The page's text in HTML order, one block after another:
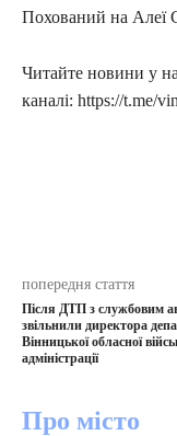
Похований на Алеї
Читайте новини у
каналі: https://t.me/
попередня стаття
Після ДТП з службовим
звільнили директора
Вінницької обласної
адміністрації
Про місто